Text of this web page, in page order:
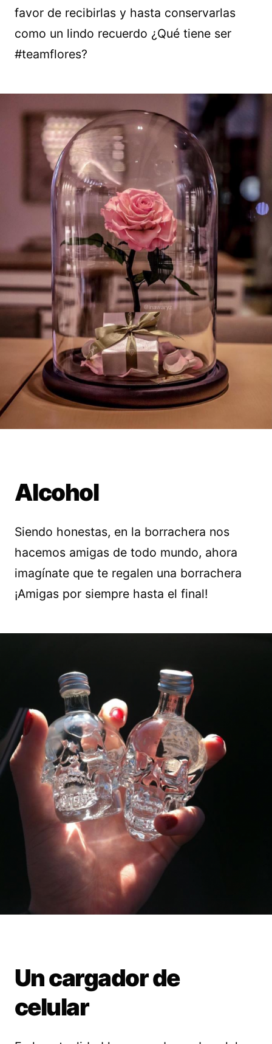
favor de recibirlas y hasta conservarlas
como un lindo recuerdo ¿Qué tiene ser
#teamflores?
Alcohol
Siendo honestas, en la borrachera nos
hacemos amigas de todo mundo, ahora
imagínate que te regalen una borrachera
¡Amigas por siempre hasta el final!
Un cargador de
celular